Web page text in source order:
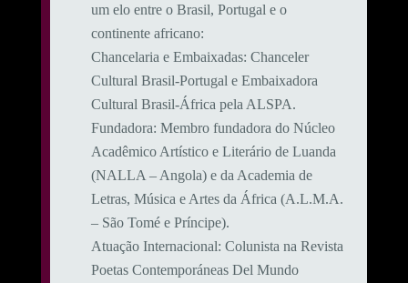
um elo entre o Brasil, Portugal e o
continente africano:
​Chancelaria e Embaixadas: Chanceler
Cultural Brasil-Portugal e Embaixadora
Cultural Brasil-África pela ALSPA.
​Fundadora: Membro fundadora do Núcleo
Acadêmico Artístico e Literário de Luanda
(NALLA – Angola) e da Academia de
Letras, Música e Artes da África (A.L.M.A.
– São Tomé e Príncipe).
​Atuação Internacional: Colunista na Revista
Poetas Contemporáneas Del Mundo